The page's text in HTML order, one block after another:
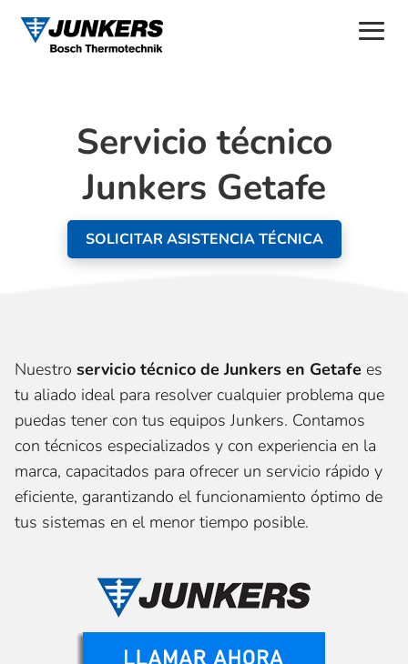
Servicio técnico
Junkers Getafe
SOLICITAR ASISTENCIA TÉCNICA
Nuestro servicio técnico de Junkers en Getafe es
tu aliado ideal para resolver cualquier problema que
puedas tener con tus equipos Junkers. Contamos
con técnicos especializados y con experiencia en la
marca, capacitados para ofrecer un servicio rápido y
eficiente, garantizando el funcionamiento óptimo de
tus sistemas en el menor tiempo posible.